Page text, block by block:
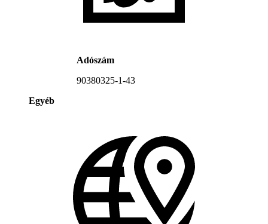
Adószám
90380325-1-43
Egyéb